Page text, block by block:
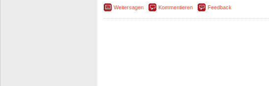
Weitersagen Kommentieren Feedback